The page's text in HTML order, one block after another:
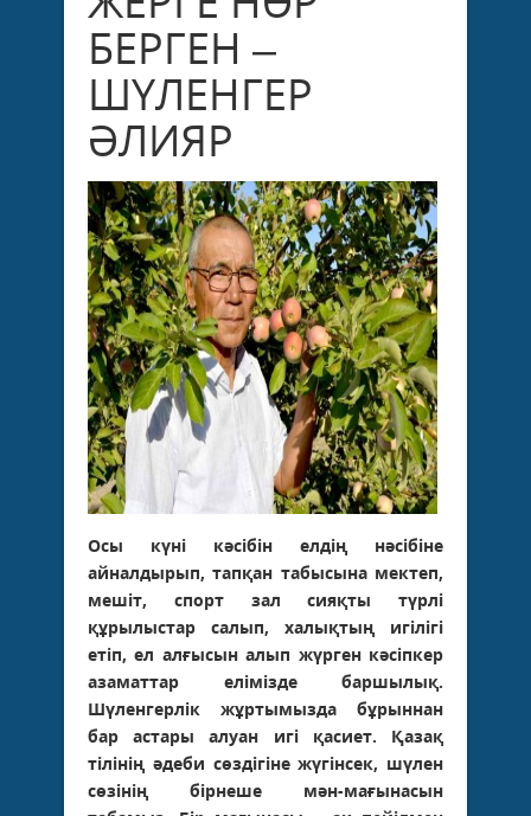
БЕРГЕН –
ШҮЛЕНГЕР
ӘЛИЯР
Осы күні кәсібін елдің нәсібіне
айналдырып, тапқан табысына мектеп,
мешіт, спорт зал сияқты түрлі
құрылыстар салып, халықтың игілігі
етіп, ел алғысын алып жүрген кәсіпкер
азаматтар елімізде баршылық.
Шүленгерлік жұртымызда бұрыннан
бар астары алуан игі қасиет. Қазақ
тілінің әдеби сөздігіне жүгінсек, шүлен
сөзінің бірнеше мән-мағынасын